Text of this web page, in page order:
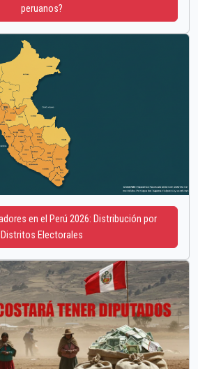
peruanos?
en el Perú 2026: Distribución por
Distritos Electorales